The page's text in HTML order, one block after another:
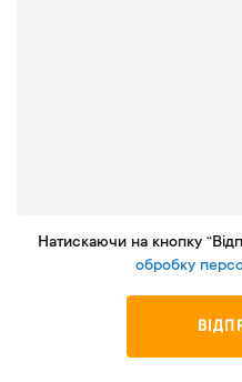
Натискаючи на кнопку
обробку